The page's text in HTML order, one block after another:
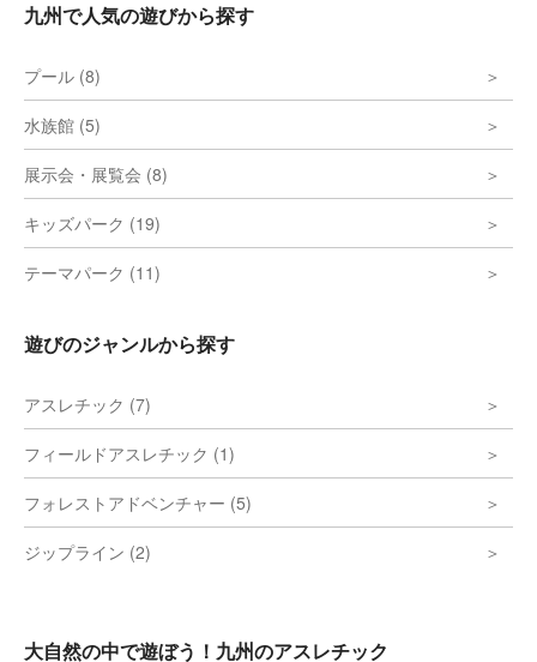
九州で人気の遊びから探す
プール (8)
水族館 (5)
展示会・展覧会 (8)
キッズパーク (19)
テーマパーク (11)
遊びのジャンルから探す
アスレチック (7)
フィールドアスレチック (1)
フォレストアドベンチャー (5)
ジップライン (2)
大自然の中で遊ぼう！九州のアスレチック